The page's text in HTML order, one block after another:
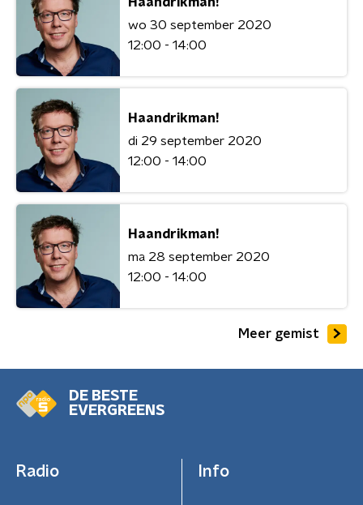
wo 30 september 2020
12:00 - 14:00
Haandrikman!
di 29 september 2020
12:00 - 14:00
Haandrikman!
ma 28 september 2020
12:00 - 14:00
Meer gemist
DE BESTE
EVERGREENS
Radio Info